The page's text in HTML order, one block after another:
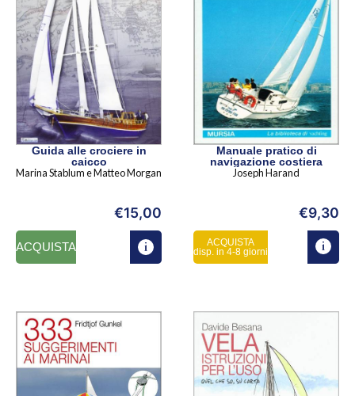
Guida alle crociere in
caicco
Marina Stablum e Matteo Morgan
€15,00
ACQUISTA
Manuale pratico di
navigazione costiera
Joseph Harand
€9,30
ACQUISTA
disp. in 4-8 giorni